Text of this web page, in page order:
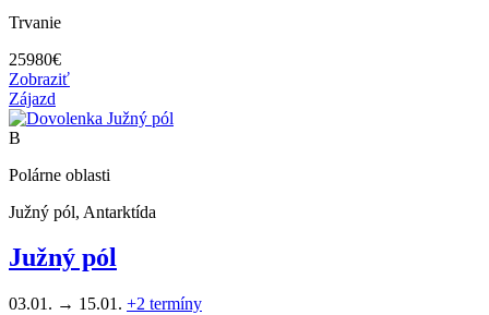
Trvanie
25980€
Zobraziť
Zájazd
B
Polárne oblasti
Južný pól, Antarktída
Južný pól
03.01. → 15.01. +2 termíny